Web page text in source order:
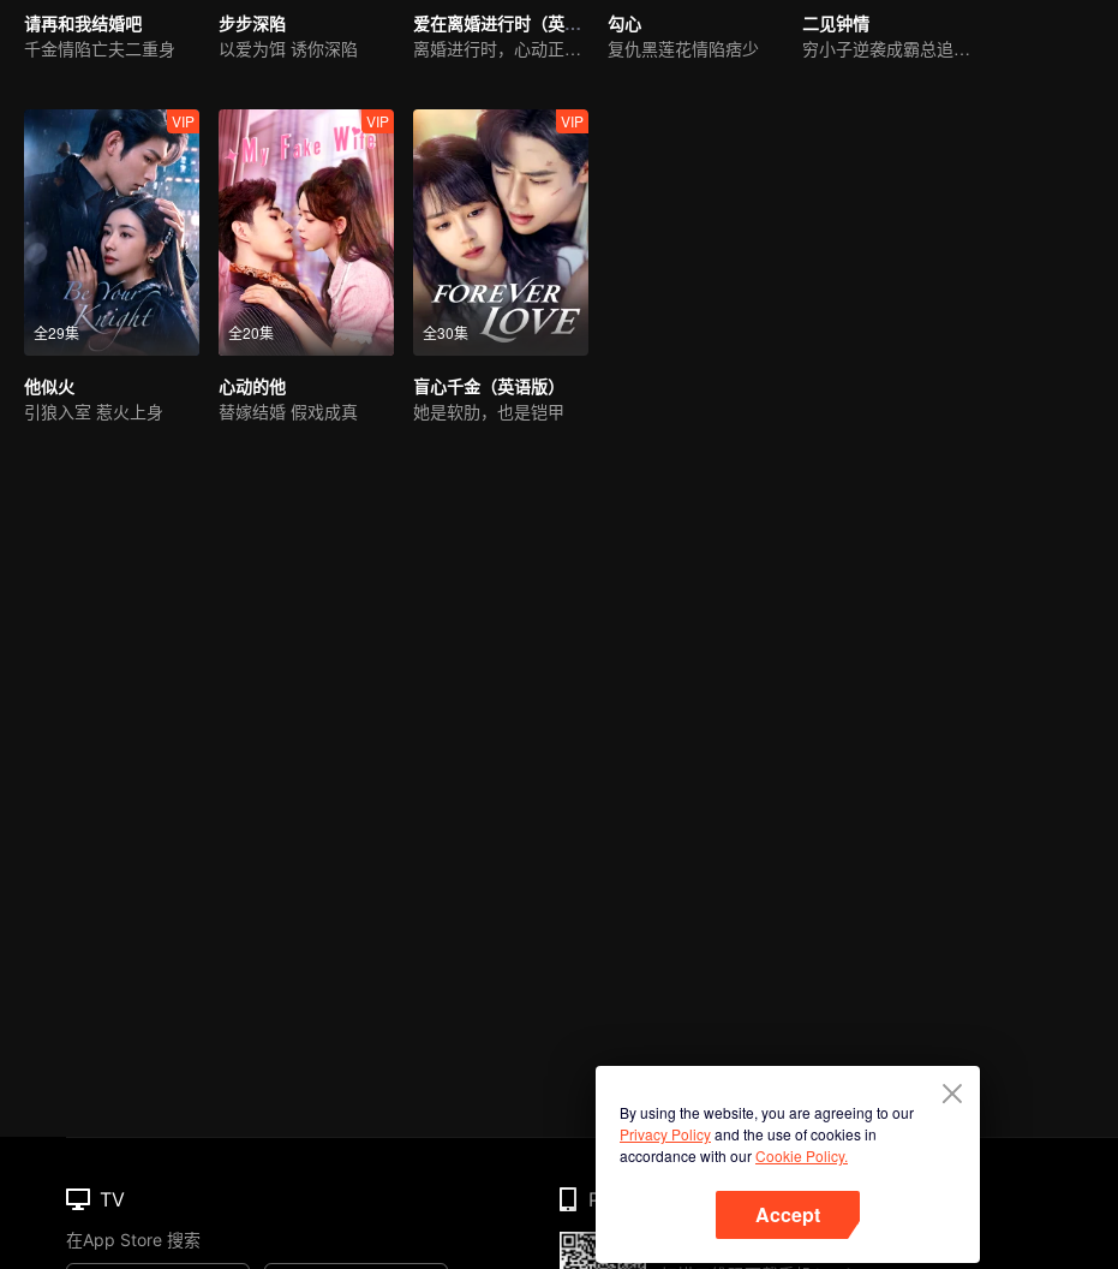
请再和我结婚吧
千金情陷亡夫二重身
步步深陷
以爱为饵 诱你深陷
爱在离婚进行时（英语版）
离婚进行时，心动正当时
勾心
复仇黑莲花情陷痞少
二见钟情
穷小子逆袭成霸总追初恋
全29集
VIP
他似火
引狼入室 惹火上身
全20集
VIP
心动的他
替嫁结婚 假戏成真
全30集
VIP
盲心千金（英语版）
她是软肋，也是铠甲
By using the website, you are agreeing to our
Privacy Policyand the use of cookies in
accordance with ourCookie Policy.
Accept
TV
在App Store 搜索
Phone